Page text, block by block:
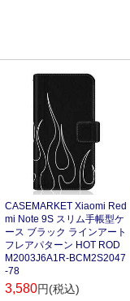
CASEMARKET Xiaomi Red
mi Note 9S スリム手帳型ケ
ース ブラック ラインアート
フレアパターン HOT ROD
M2003J6A1R-BCM2S2047
-78
3,580円(税込)